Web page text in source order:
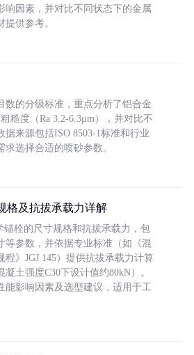
响因素，并对比不同状态下的金属
供参考。
数的分级标准，重点分析了铝合金
糙度（Ra 3.2-6.3μm），并对比不
据来源包括ISO 8503-1标准和行业
选择合适的喷砂参数。
格及抗拔承载力详解
锚栓的尺寸规格和抗拔承载力，包
等参数，并依据专业标准（如《混
》JGJ 145）提供抗拔承载力计算
土强度C30下设计值约80kN）。
能影响因素及选型建议，适用于工